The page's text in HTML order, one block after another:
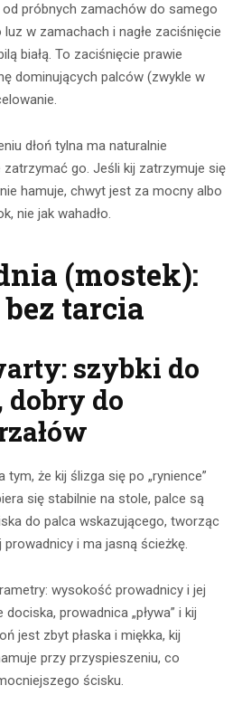
od próbnych zamachów do samego
luz w zamachach i nagłe zaciśnięcie
białą. To zaciśnięcie prawie
dominujących palców (zwykle w
dłoń tylna ma naturalnie
zatrzymać go. Jeśli kij zatrzymuje się
hamuje, chwyt jest za mocny albo
nie jak wahadło.
(mostek):
tarcia
szybki do
do
że kij ślizga się po „rynience”
się stabilnie na stole, palce są
do palca wskazującego, tworząc
i ma jasną ścieżkę.
wysokość prowadnicy i jej
prowadnica „pływa” i kij
jest zbyt płaska i miękka, kij
przy przyspieszeniu, co
ścisku.